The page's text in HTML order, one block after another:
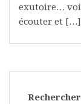
exutoire…
écouter et […]
Rechercher